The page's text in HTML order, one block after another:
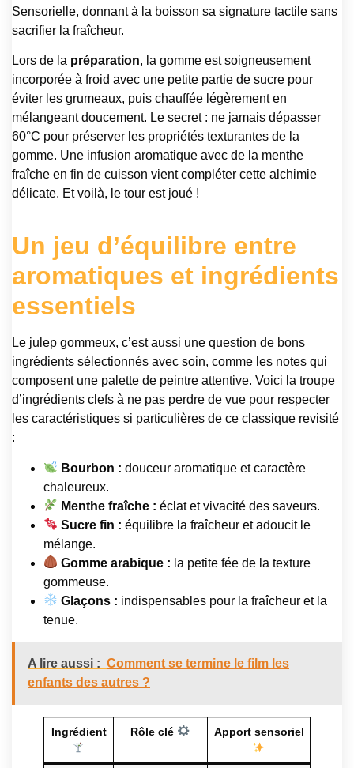
Sensorielle, donnant à la boisson sa signature tactile sans
sacrifier la fraîcheur.
Lors de la préparation, la gomme est soigneusement
incorporée à froid avec une petite partie de sucre pour
éviter les grumeaux, puis chauffée légèrement en
mélangeant doucement. Le secret : ne jamais dépasser
60°C pour préserver les propriétés texturantes de la
gomme. Une infusion aromatique avec de la menthe
fraîche en fin de cuisson vient compléter cette alchimie
délicate. Et voilà, le tour est joué !
Un jeu d’équilibre entre
aromatiques et ingrédients
essentiels
Le julep gommeux, c’est aussi une question de bons
ingrédients sélectionnés avec soin, comme les notes qui
composent une palette de peintre attentive. Voici la troupe
d’ingrédients clefs à ne pas perdre de vue pour respecter
les caractéristiques si particulières de ce classique revisité
:
Bourbon : douceur aromatique et caractère
chaleureux.
Menthe fraîche : éclat et vivacité des saveurs.
Sucre fin : équilibre la fraîcheur et adoucit le
mélange.
Gomme arabique : la petite fée de la texture
gommeuse.
Glaçons : indispensables pour la fraîcheur et la
tenue.
A lire aussi : Comment se termine le film les
enfants des autres ?
Ingrédient Rôle clé Apport sensoriel